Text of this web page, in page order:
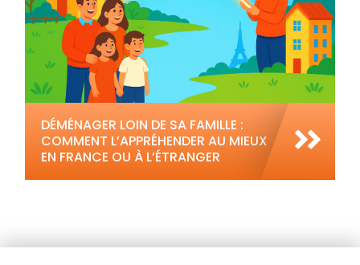
DÉMÉNAGER LOIN DE SA FAMILLE :
COMMENT L’APPRÉHENDER AU MIEUX
EN FRANCE OU À L’ÉTRANGER